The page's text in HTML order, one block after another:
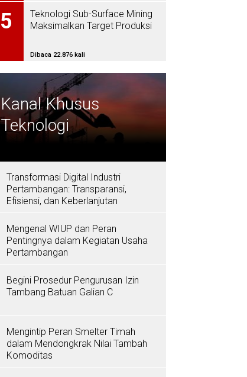
5
Teknologi Sub-Surface Mining
Maksimalkan Target Produksi
Dibaca 22.876 kali
Kanal Khusus
Teknologi
Transformasi Digital Industri
Pertambangan: Transparansi,
Efisiensi, dan Keberlanjutan
Mengenal WIUP dan Peran
Pentingnya dalam Kegiatan Usaha
Pertambangan
Begini Prosedur Pengurusan Izin
Tambang Batuan Galian C
Mengintip Peran Smelter Timah
dalam Mendongkrak Nilai Tambah
Komoditas